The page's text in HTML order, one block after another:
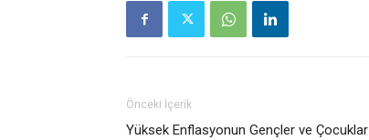
Önceki İçerik
Yüksek Enflasyonun Gençler ve Çocuklar